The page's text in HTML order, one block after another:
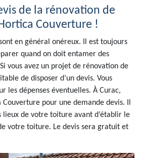
de la rénovation de
Couverture !
en général onéreux. Il est toujours
quand on doit entamer des
vous avez un projet de rénovation de
de disposer d’un devis. Vous
les dépenses éventuelles. À Curac,
pour une demande devis. Il
lieux de votre toiture avant d’établir le
votre toiture. Le devis sera gratuit et